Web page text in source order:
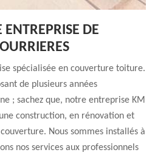
DE
spécialisée en couverture toiture.
de plusieurs années
; sachez que, notre entreprise KM
construction, en rénovation et
Nous sommes installés à
nos services aux professionnels